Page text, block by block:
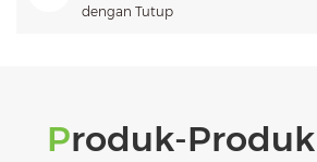
dengan Tutup
Produk-